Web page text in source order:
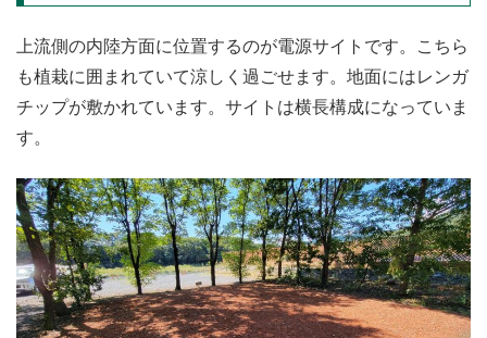
上流側の内陸方面に位置するのが電源サイトです。こちら
も植栽に囲まれていて涼しく過ごせます。地面にはレンガ
チップが敷かれています。サイトは横長構成になっていま
す。